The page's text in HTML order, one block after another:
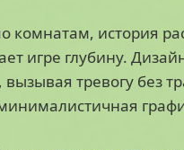
история
игре глубину.
вызывая тревогу без